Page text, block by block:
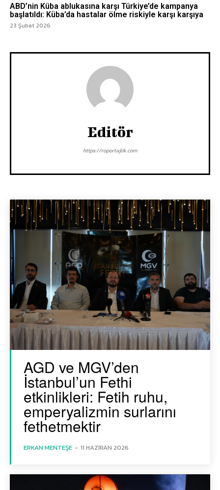
ABD’nin Küba ablukasına karşı Türkiye’de kampanya
başlatıldı: Küba’da hastalar ölme riskiyle karşı karşıya
23 Şubat 2026
Editör
https://roportajlik.com
AGD ve MGV’den
İstanbul’un Fethi
etkinlikleri: Fetih ruhu,
emperyalizmin surlarını
fethetmektir
ERKAN MENTEŞE - 11 HAZIRAN 2026